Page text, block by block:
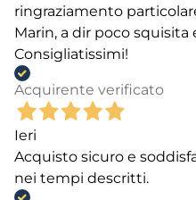
ringraziamento
Marin, a dir poco squisita
Consigliatissimi!
Acquirente verificato
Ieri
Acquisto sicuro e
nei tempi descritti.